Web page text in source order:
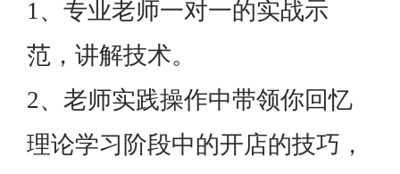
1、专业老师一对一的实战示
范，讲解技术。
2、老师实践操作中带领你回忆
理论学习阶段中的开店的技巧，